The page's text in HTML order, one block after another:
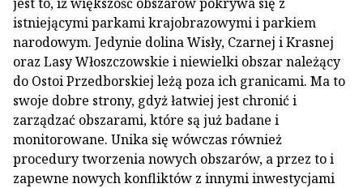
istniejącymi parkami krajobrazowymi i parkiem
narodowym. Jedynie dolina Wisły, Czarnej i Krasnej
oraz Lasy Włoszczowskie i niewielki obszar należący
do Ostoi Przedborskiej leżą poza ich granicami. Ma to
swoje dobre strony, gdyż łatwiej jest chronić i
zarządzać obszarami, które są już badane i
monitorowane. Unika się wówczas również
procedury tworzenia nowych obszarów, a przez to i
zapewne nowych konfliktów z innymi inwestycjami